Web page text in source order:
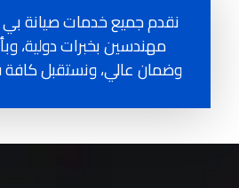
نقدم جميع خدمات صيانة بي
مهندسين بخبرات دولية،
وضمان عالي، ونستقبل كافة